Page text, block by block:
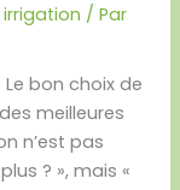
/ Par
bon choix de
meilleures
n’est pas
? », mais «